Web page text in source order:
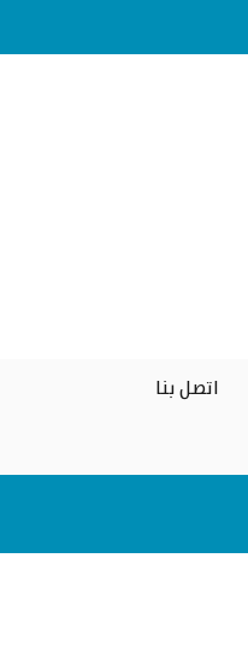
اتصل بنا